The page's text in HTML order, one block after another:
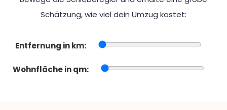
Schätzung, wie viel dein Umzug kostet:
Entfernung in km:
Wohnfläche in qm: